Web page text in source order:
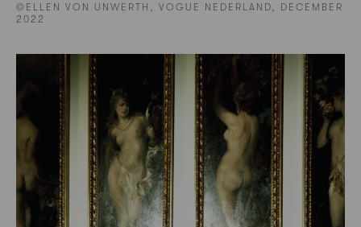
©ELLEN VON UNWERTH, VOGUE NEDERLAND, DECEMBER
2022